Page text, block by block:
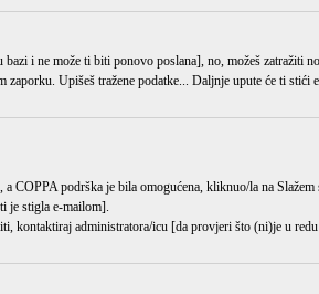
i ne može ti biti ponovo poslana], no, možeš zatražiti
zaporku. Upišeš tražene podatke... Daljnje upute će ti stići
COPPA podrška je bila omogućena, kliknuo/la na Slažem
je stigla e-mailom].
kontaktiraj administratora/icu [da provjeri što (ni)je u